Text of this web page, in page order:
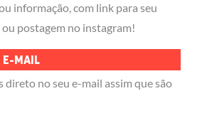
informação, com link para seu
postagem no instagram!
E-MAIL
direto no seu e-mail assim que são